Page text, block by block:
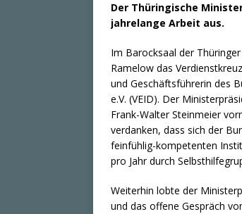
Der Thüringische
jahrelange Arbeit aus.
Im Barocksaal der
Ramelow das
und Geschäftsführerin des
e.V. (VEID). Der
Frank-Walter Steinmeier
verdanken, dass sich der
feinfühlig-kompetenten
pro Jahr durch
Weiterhin lobte der
und das offene Gespräch